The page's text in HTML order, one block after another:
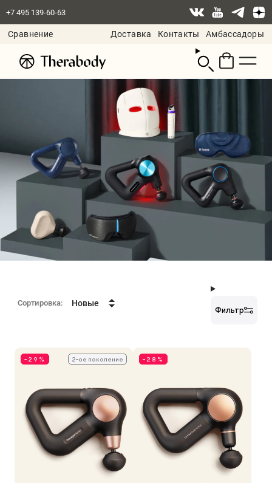
+7 495 139-60-63
Сравнение Доставка Контакты
Амбассадоры
Смотреть
корзину
Сортировка: Новые
Фильтр
2-ое поколение
-29% -28%